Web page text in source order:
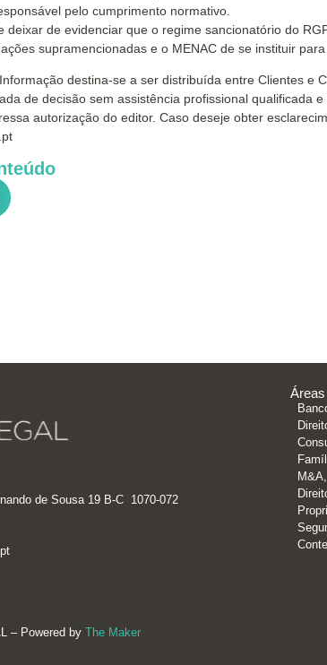
pelo cumprimento normativo.
deixar de evidenciar que o regime sancionatório do
supramencionadas e o MENAC de se instituir
destina-se a ser distribuída entre Clientes
de decisão sem assistência profissional
autorização do editor. Caso deseje obter
de Sousa 19 B-C 1070-072
– Powered by The Maker